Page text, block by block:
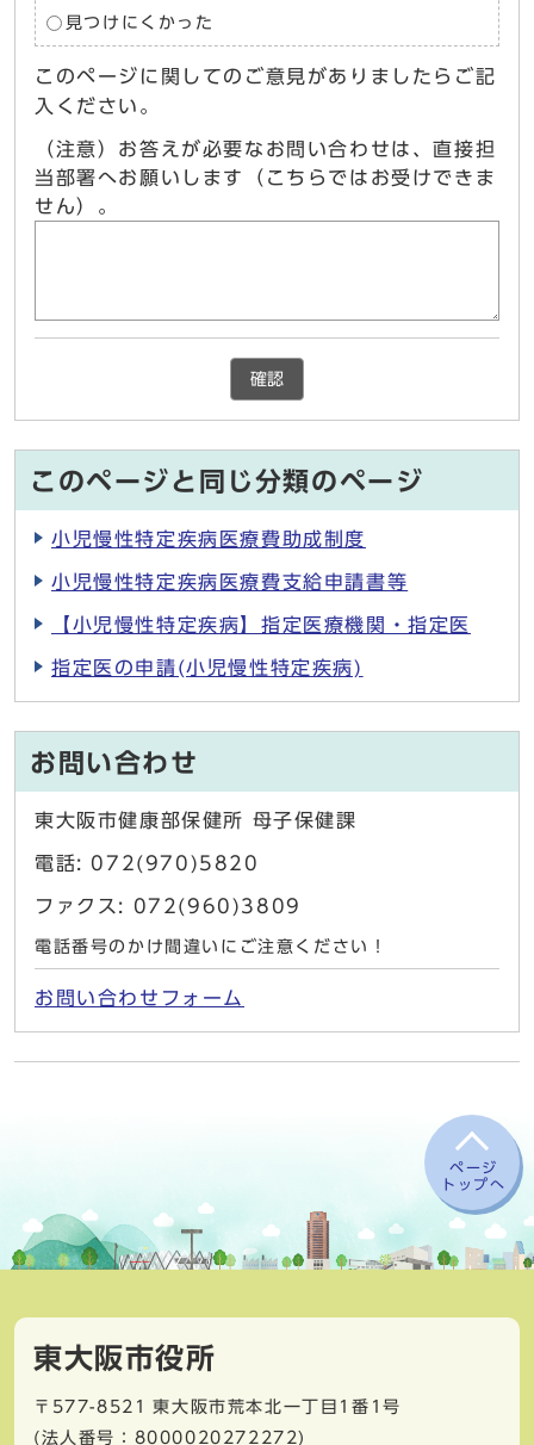
見つけにくかった
このページに関してのご意見がありましたらご記
入ください。
（注意）お答えが必要なお問い合わせは、直接担
当部署へお願いします（こちらではお受けできま
せん）。
確認
このページと同じ分類のページ
小児慢性特定疾病医療費助成制度
小児慢性特定疾病医療費支給申請書等
【小児慢性特定疾病】指定医療機関・指定医
指定医の申請(小児慢性特定疾病)
お問い合わせ
東大阪市健康部保健所 母子保健課
電話: 072(970)5820
ファクス: 072(960)3809
電話番号のかけ間違いにご注意ください！
お問い合わせフォーム
ページ
トップへ
東大阪市役所
〒577-8521
東大阪市荒本北一丁目1番1号
(法人番号：8000020272272)